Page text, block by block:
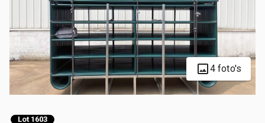
4 foto's
Lot 1603